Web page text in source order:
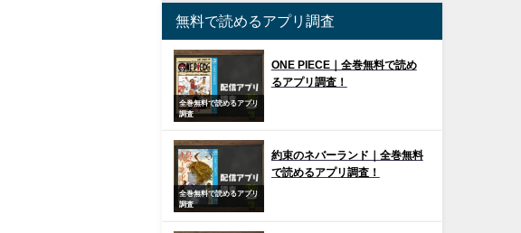
無料で読めるアプリ調査
全巻無料で読めるアプリ
調査
ONE PIECE｜全巻無料で読め
るアプリ調査！
全巻無料で読めるアプリ
調査
約束のネバーランド｜全巻無料
で読めるアプリ調査！